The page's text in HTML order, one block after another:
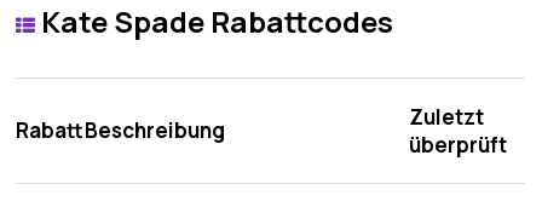
Kate Spade Rabattcodes
RabattBeschreibung
Zuletzt
überprüft